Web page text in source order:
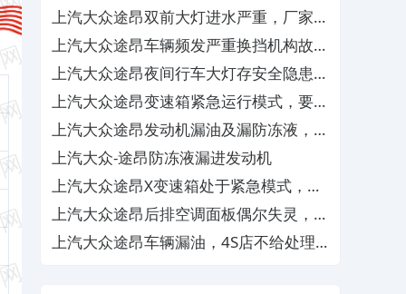
店跑路无人管
上汽大众途昂双前大灯进水严重，厂家和
4S店不负责任不处理
上汽大众途昂车辆频发严重换挡机构故
障，要求厂家予以退车
上汽大众途昂夜间行车大灯存安全隐患，
4S店无法调整解决
上汽大众途昂变速箱紧急运行模式，要求
免费更换TCU
上汽大众途昂发动机漏油及漏防冻液，
4S查不出原因无法解决
上汽大众-途昂防冻液漏进发动机
上汽大众途昂X变速箱处于紧急模式，导
致缺失奇数挡位
上汽大众途昂后排空调面板偶尔失灵，售
后置之不理
上汽大众途昂车辆漏油，4S店不给处理